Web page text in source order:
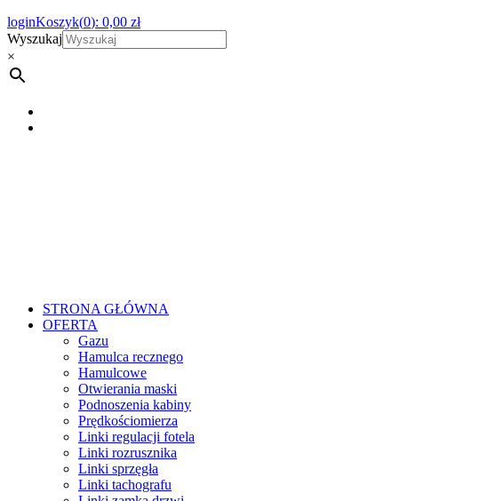
loginKoszyk(0): 0,00 zł
Wyszukaj
×
STRONA GŁÓWNA
OFERTA
Gazu
Hamulca recznego
Hamulcowe
Otwierania maski
Podnoszenia kabiny
Prędkościomierza
Linki regulacji fotela
Linki rozrusznika
Linki sprzęgła
Linki tachografu